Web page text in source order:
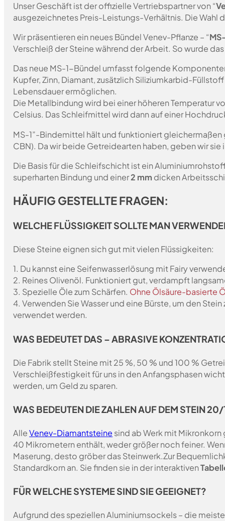
Unser Geschäft ist der offizielle Vertriebspartner von “
ausgezeichnetes Preis-Leistungs-Verhältnis. Die Wahl
Wir präsentieren ein neues Bündel Venev-Pflanze – “
Verschleiß der Steine während der Arbeit. So wurde
Das neue MS-1-Bündel umfasst folgende
Kupfer, Zinn, Diamant, zusätzlich Siliziumkarbid-
Lebensdauer ermöglichen.
Die Metallbindung wird bei einer höheren Temperatur
Celsius. Das Schleifmittel wird dann auf einer
MS-1”-Bindemittel hält und funktioniert
CBN). Da wir beide Getreidearten haben, geben wir
Die Basis für die Schleifschicht ist ein
superharten Bindung und einer2 mm dicken
HÄUFIG GESTELLTE FRAGEN:
WELCHE FLÜSSIGKEIT SOLLTE MAN
Diese Steine eignen sich gut mit vielen Flüssigkeiten:
1. Du kannst eine Seifenwasserlösung mit Fairy
2. Reines Olivenöl. Funktioniert gut, verdampft
3. Spezielle Öle zum Schärfen. Ohne Ölsäure-basierte
4. Verwenden Sie Wasser und eine Bürste, um den
verwendet werden.
WAS BEDEUTET DAS – ABRASIVE
Die Fabrik stellt Steine mit 25 %, 50 % und 100 %
Verschleißfestigkeit für uns in den Anfangsphasen
werden, um Geld zu sparen.
WAS BEDEUTEN DIE ZAHLEN AUF DEM STEIN
AlleVenev-Diamantsteine sind ab Werk mit
40 Mikrometern enthält, weder größer noch feiner.
Maserung, desto gröber das Steinwerk.Zur
Standardkorn an. Sie finden sie in der interaktiven
FÜR WELCHE SYSTEME SIND SIE GEEIGNET?
Aufgrund des speziellen Aluminiumsockels – die